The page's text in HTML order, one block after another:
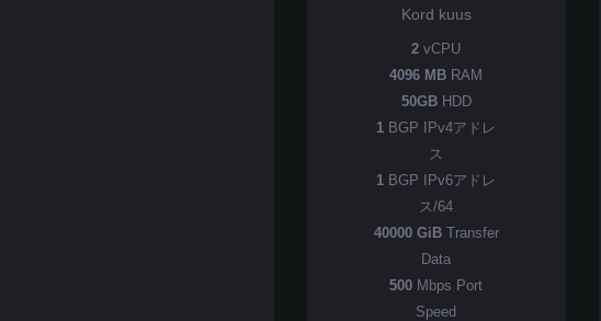
Kord kuus
2 vCPU
4096 MB RAM
50GBHDD
1 BGP IPv4アドレ
ス
1 BGP IPv6アドレ
ス/64
40000 GiBTransfer
Data
500 Mbps Port
Speed